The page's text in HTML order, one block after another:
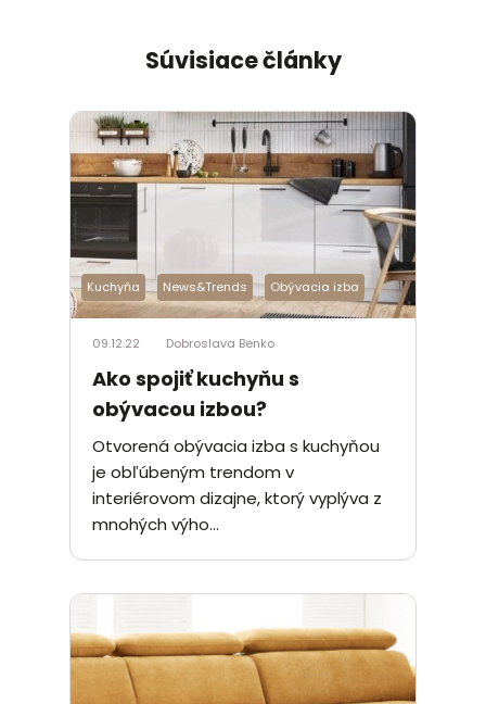
Súvisiace články
Kuchyňa News&Trends Obývacia izba
09.12.22 Dobroslava Benko
Ako spojiť kuchyňu s
obývacou izbou?
Otvorená obývacia izba s kuchyňou
je obľúbeným trendom v
interiérovom dizajne, ktorý vyplýva z
mnohých výho...